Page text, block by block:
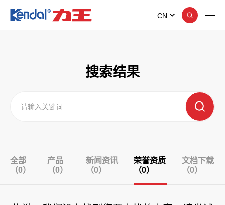
CN
搜索结果
全部
（0）
产品
（0）
新闻资讯
（0）
荣誉资质
（0）
文档下载
（0）